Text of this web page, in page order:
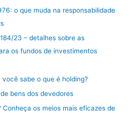
o que muda na responsabilidade
23 – detalhes sobre as
os fundos de investimentos
sabe o que é holding?
bens dos devedores
os meios mais eficazes de